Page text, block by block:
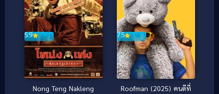
5.9
Nong Teng Nakleng
7.5
Roofman (2025) คนดีที่